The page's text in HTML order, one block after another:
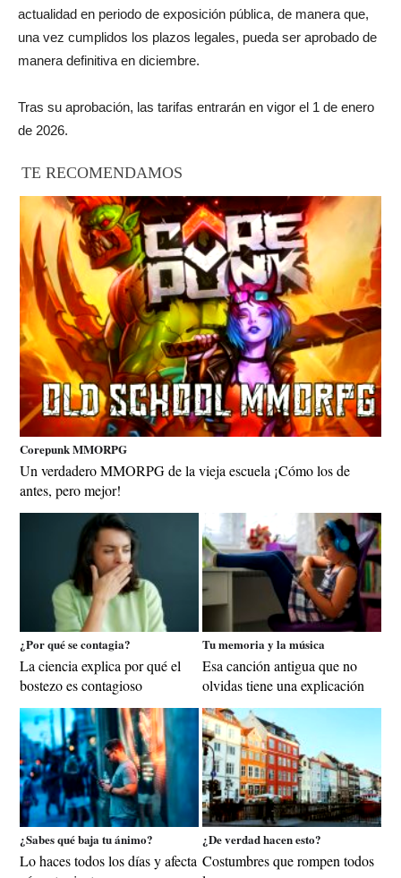
actualidad en periodo de exposición pública, de manera que,
una vez cumplidos los plazos legales, pueda ser aprobado de
manera definitiva en diciembre.
Tras su aprobación, las tarifas entrarán en vigor el 1 de enero
de 2026.
TE RECOMENDAMOS
Corepunk MMORPG
Un verdadero MMORPG de la vieja escuela ¡Cómo los de
antes, pero mejor!
¿Por qué se contagia?
La ciencia explica por qué el
bostezo es contagioso
Tu memoria y la música
Esa canción antigua que no
olvidas tiene una explicación
¿Sabes qué baja tu ánimo?
Lo haces todos los días y afecta
¿De verdad hacen esto?
Costumbres que rompen todos